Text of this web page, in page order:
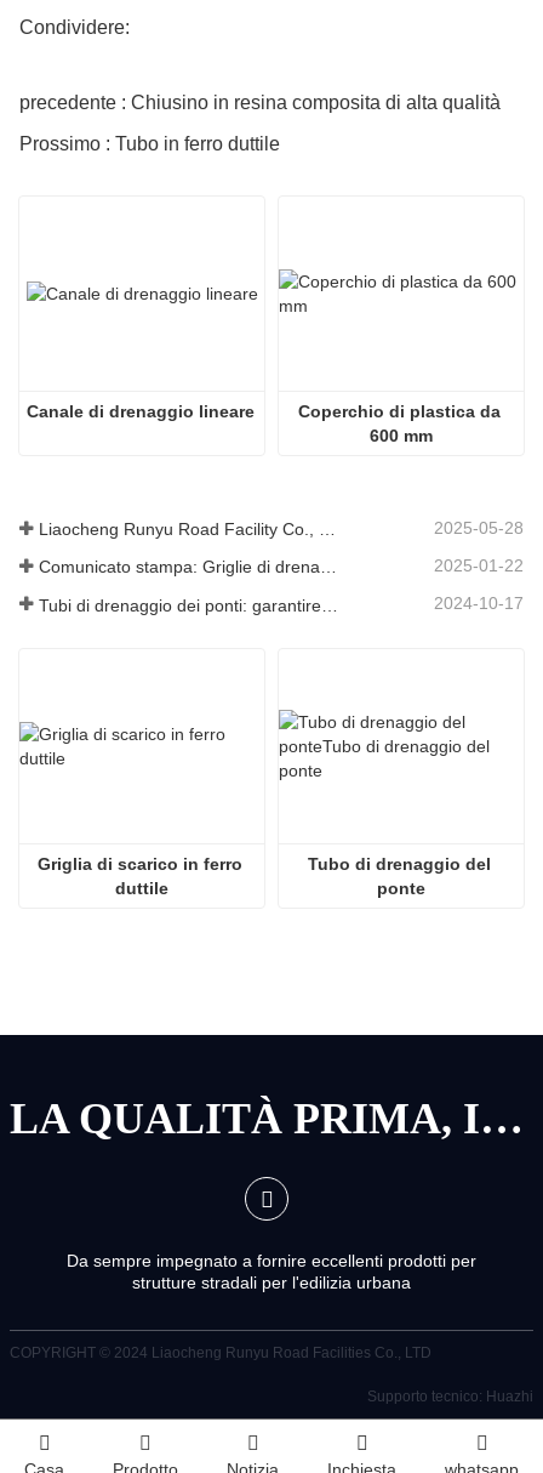
Condividere:
precedente : Chiusino in resina composita di alta qualità
Prossimo : Tubo in ferro duttile
Canale di drenaggio lineare
Coperchio di plastica da
600 mm
2025-05-28
Comunicato stampa: Griglie di drenaggio innovative ad alta resistenza: migliorano la sicurezza e l'efficienza delle infrastrutture urbane 2025-01-22
2024-10-17
Griglia di scarico in ferro
duttile
Tubo di drenaggio del
ponte
LA QUALITÀ PRIMA, IL SERVIZIO PRIMA
Da sempre impegnato a fornire eccellenti prodotti per
strutture stradali per l'edilizia urbana
COPYRIGHT © 2024 Liaocheng Runyu Road Facilities Co., LTD
Supporto tecnico: Huazhi
Casa Prodotto Notizia Inchiesta whatsapp